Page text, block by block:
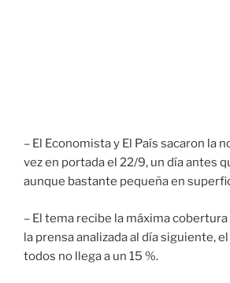
– El Economista y El País sacaron la
vez en portada el 22/9, un día antes
aunque bastante pequeña en
– El tema recibe la máxima
la prensa analizada al día siguiente,
todos no llega a un 15 %.